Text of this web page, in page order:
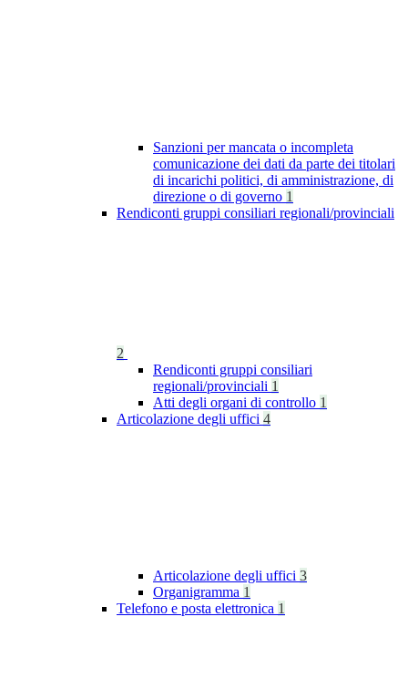
Sanzioni per mancata o incompleta
comunicazione dei dati da parte dei titolari
di incarichi politici, di amministrazione, di
direzione o di governo 1
Rendiconti gruppi consiliari regionali/provinciali
2
Rendiconti gruppi consiliari
regionali/provinciali 1
Atti degli organi di controllo 1
Articolazione degli uffici 4
Articolazione degli uffici 3
Organigramma 1
Telefono e posta elettronica 1